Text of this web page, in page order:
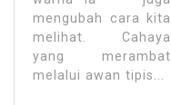
mengubah cara kita
melihat. Cahaya
yang merambat
melalui awan tipis...